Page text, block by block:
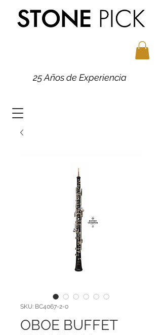
25 Años de Experiencia
SKU: BC4067-2-0
OBOE BUFFET